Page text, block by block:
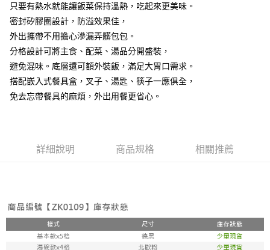
後付繳納相關費用。
※ 交易是否成功請以「AFTEE先享後付 」之結帳頁面顯示為準，若有關於
是否繳費成功／繳費後需取消欲退款等相關疑問，請聯繫「AFTEE先享後付
客戶支援中心」 https://netprotections.freshdesk.com/support/home
【注意事項】
１．透過由恩沛科技股份有限公司提供之「AFTEE先享後付」服務完成之交
易，需依本服務之必要範圍內提供個人資料，並將交易相關給付款項請求債
權轉讓予恩沛科技股份有限公司。
恩沛科技股份有限公司將有權停止該用戶之使用額度並採取法律行動。
宅配
每筆NT$100，滿NT$799(含以上)免運費
離島宅配
每筆NT$150
只要有熱水就能讓飯菜保持溫熱，吃起來更美味。
密封矽膠圈設計，防溢效果佳，
外出攜帶不用擔心滲漏弄髒包包。
分格設計可將主食、配菜、湯品分開盛裝，
避免混味。底層還可額外裝飯，滿足大胃口需求。
搭配嵌入式餐具盒，叉子、湯匙、筷子一應俱全，
免去忘帶餐具的麻煩，外出用餐更省心。
詳細說明 商品規格 相關推薦